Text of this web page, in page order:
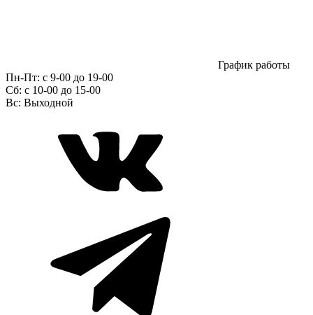
График работы
Пн-Пт: с 9-00 до 19-00
Сб: c 10-00 до 15-00
Вс: Выходной